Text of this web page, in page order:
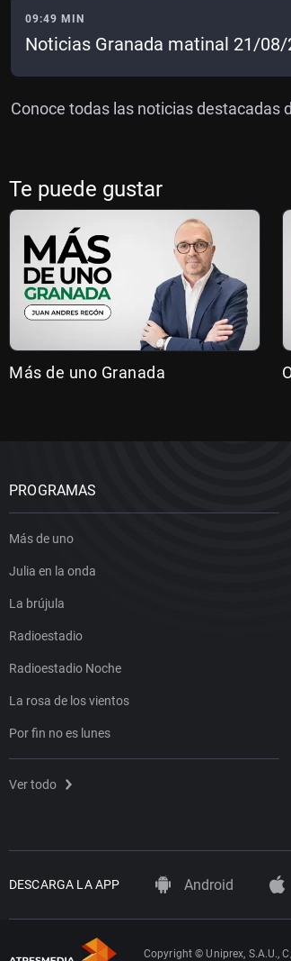
09:49 MIN
Noticias Granada matinal 21/08/
Conoce todas las noticias destacadas
Te puede gustar
Más de uno Granada
PROGRAMAS
Más de uno
Julia en la onda
La brújula
Radioestadio
Radioestadio Noche
La rosa de los vientos
Por fin no es lunes
Ver todo
DESCARGA LA APP Android
Copyright © Uniprex, S.A.U.,